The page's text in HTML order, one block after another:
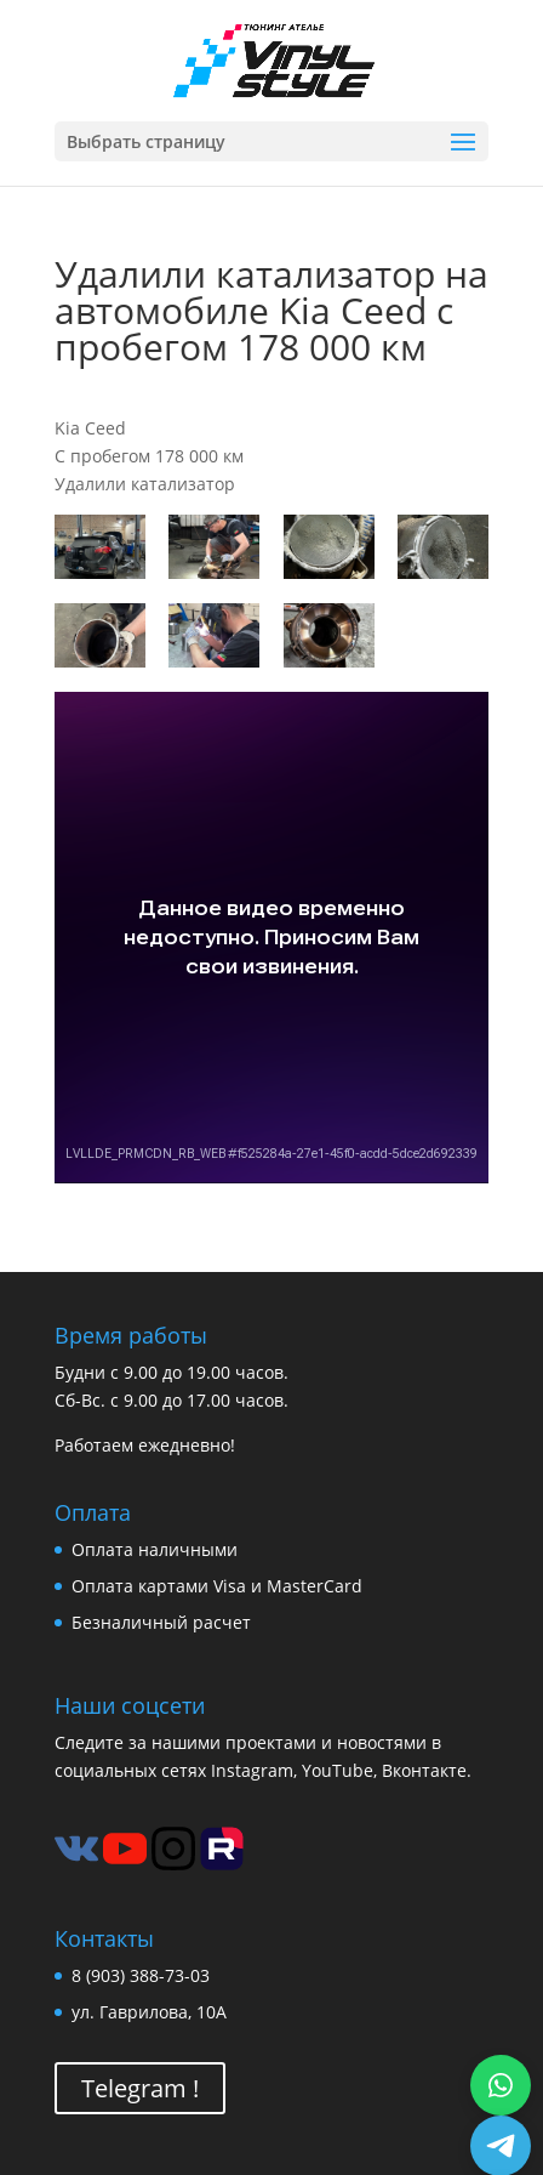
Выбрать страницу
Удалили катализатор на
автомобиле Kia Ceed с
пробегом 178 000 км
Kia Ceed
С пробегом 178 000 км
Удалили катализатор
Время работы
Будни с 9.00 до 19.00 часов.
Сб-Вс. с 9.00 до 17.00 часов.
Работаем ежедневно!
Оплата
Оплата наличными
Оплата картами Visa и MasterCard
Безналичный расчет
Наши соцсети
Следите за нашими проектами и новостями в
социальных сетях Instagram, YouTube, Вконтакте.
Контакты
8 (903) 388-73-03
ул. Гаврилова, 10А
Telegram !